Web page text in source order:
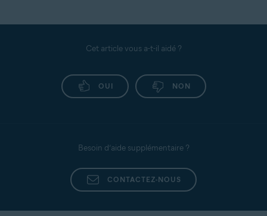
Cet article vous a-t-il aidé ?
OUI NON
Besoin d’aide supplémentaire ?
CONTACTEZ-NOUS